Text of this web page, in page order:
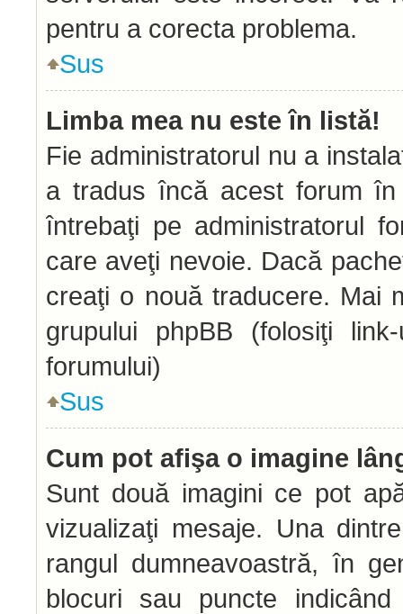
pentru a corecta problema.
Sus
Limba mea nu este în listă!
Fie administratorul nu a
a tradus încă acest forum în
întrebaţi pe administratorul
care aveţi nevoie. Dacă
creaţi o nouă traducere. Mai
grupului phpBB (folosiţi
forumului)
Sus
Cum pot afişa o imagine
Sunt două imagini ce pot
vizualizaţi mesaje. Una
rangul dumneavoastră, în
blocuri sau puncte